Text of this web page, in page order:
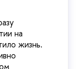
на
жизнь.